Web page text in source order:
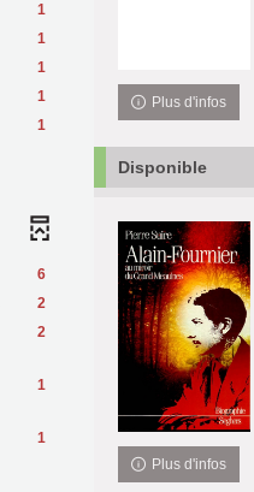
Plus d'infos
Disponible
Plus d'infos
1
1
1
1
1
6
2
2
1
1